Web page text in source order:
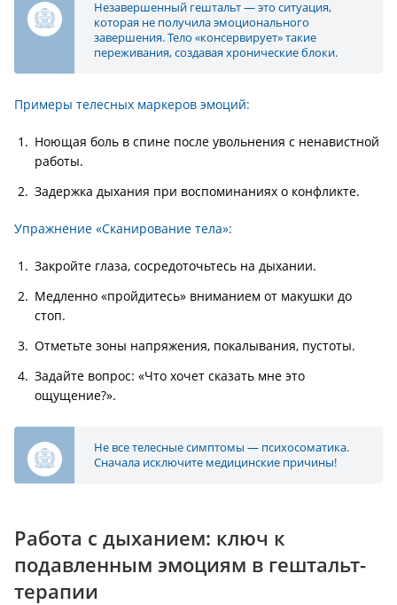
Незавершенный гештальт — это ситуация,
которая не получила эмоционального
завершения. Тело «консервирует» такие
переживания, создавая хронические блоки.
Примеры телесных маркеров эмоций:
Ноющая боль в спине после увольнения с ненавистной
работы.
Задержка дыхания при воспоминаниях о конфликте.
Упражнение «Сканирование тела»:
Закройте глаза, сосредоточьтесь на дыхании.
Медленно «пройдитесь» вниманием от макушки до
стоп.
Отметьте зоны напряжения, покалывания, пустоты.
Задайте вопрос: «Что хочет сказать мне это
ощущение?».
Не все телесные симптомы — психосоматика.
Сначала исключите медицинские причины!
Работа с дыханием: ключ к
подавленным эмоциям в гештальт-
терапии